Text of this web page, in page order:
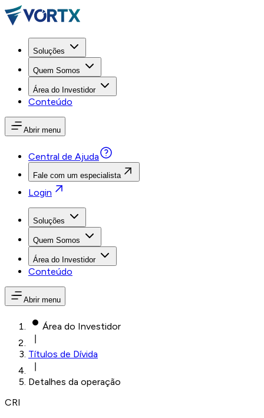
Soluções
Quem Somos
Área do Investidor
Conteúdo
Abrir menu
Central de Ajuda
Fale com um especialista
Login
Soluções
Quem Somos
Área do Investidor
Conteúdo
Abrir menu
Área do Investidor
Títulos de Dívida
Detalhes da operação
CRI